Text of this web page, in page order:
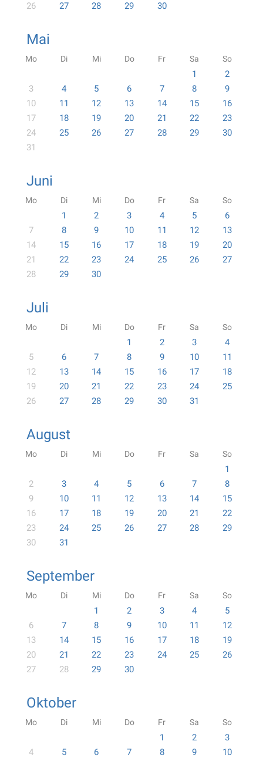
26
27 28 29 30
Mai
Mo Di Mi Do Fr Sa So
1
2
3
4 5 6 7 8
9
10
11 12 13 14 15
16
17
18 19 20 21 22
23
24
25 26 27 28 29
30
31
Juni
Mo Di Mi Do Fr Sa So
1 2 3 4 5
6
7
8 9 10 11 12
13
14
15 16 17 18 19
20
21
22 23 24 25 26
27
28
29 30
Juli
Mo Di Mi Do Fr Sa So
1 2 3
4
5
6 7 8 9 10
11
12
13 14 15 16 17
18
19
20 21 22 23 24
25
26
27 28 29 30 31
August
Mo Di Mi Do Fr Sa So
1
2
3 4 5 6 7
8
9
10 11 12 13 14
15
16
17 18 19 20 21
22
23
24 25 26 27 28
29
30
31
September
Mo Di Mi Do Fr Sa So
1 2 3 4
5
6
7 8 9 10 11
12
13
14 15 16 17 18
19
20
21 22 23 24 25
26
27
28 29 30
Oktober
Mo Di Mi Do Fr Sa So
1 2
3
4
5 6 7 8 9
10